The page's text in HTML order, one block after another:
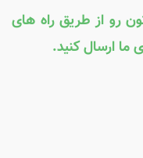
رو از طریق راه های
ما ارسال کنید.